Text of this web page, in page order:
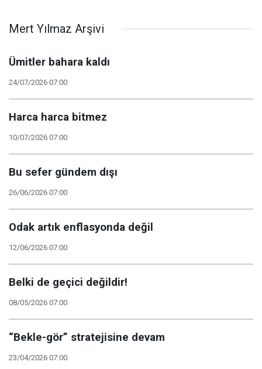
Mert Yılmaz Arşivi
Ümitler bahara kaldı
24/07/2026 07:00
Harca harca bitmez
10/07/2026 07:00
Bu sefer gündem dışı
26/06/2026 07:00
Odak artık enflasyonda değil
12/06/2026 07:00
Belki de geçici değildir!
08/05/2026 07:00
“Bekle-gör” stratejisine devam
23/04/2026 07:00